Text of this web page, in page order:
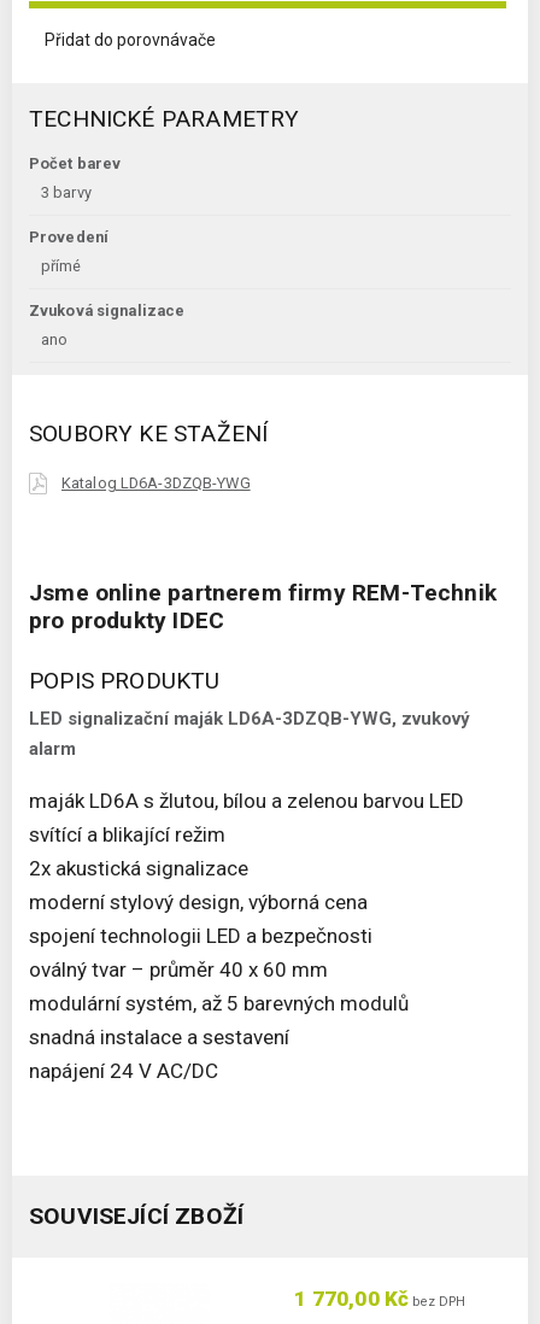
Přidat do porovnávače
TECHNICKÉ PARAMETRY
Počet barev
3 barvy
Provedení
přímé
Zvuková signalizace
ano
SOUBORY KE STAŽENÍ
Katalog LD6A-3DZQB-YWG
Jsme online partnerem firmy REM-Technik
pro produkty IDEC
POPIS PRODUKTU
LED signalizační maják LD6A-3DZQB-YWG, zvukový
alarm
maják LD6A s žlutou, bílou a zelenou barvou LED
svítící a blikající režim
2x akustická signalizace
moderní stylový design, výborná cena
spojení technologii LED a bezpečnosti
oválný tvar – průměr 40 x 60 mm
modulární systém, až 5 barevných modulů
snadná instalace a sestavení
napájení 24 V AC/DC
SOUVISEJÍCÍ ZBOŽÍ
1 770,00 Kč bez DPH